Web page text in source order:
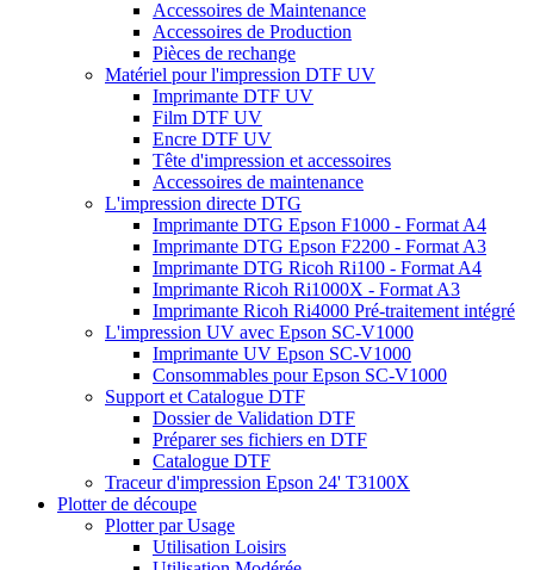
Accessoires de Maintenance
Accessoires de Production
Pièces de rechange
Matériel pour l'impression DTF UV
Imprimante DTF UV
Film DTF UV
Encre DTF UV
Tête d'impression et accessoires
Accessoires de maintenance
L'impression directe DTG
Imprimante DTG Epson F1000 - Format A4
Imprimante DTG Epson F2200 - Format A3
Imprimante DTG Ricoh Ri100 - Format A4
Imprimante Ricoh Ri1000X - Format A3
Imprimante Ricoh Ri4000 Pré-traitement intégré
L'impression UV avec Epson SC-V1000
Imprimante UV Epson SC-V1000
Consommables pour Epson SC-V1000
Support et Catalogue DTF
Dossier de Validation DTF
Préparer ses fichiers en DTF
Catalogue DTF
Traceur d'impression Epson 24' T3100X
Plotter de découpe
Plotter par Usage
Utilisation Loisirs